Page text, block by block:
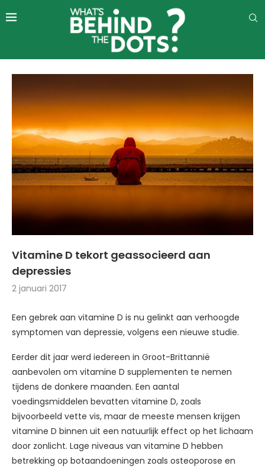
Vitamine D tekort geassocieerd aan
depressies
2 januari 2017
Een gebrek aan vitamine D is nu gelinkt aan verhoogde
symptomen van depressie, volgens een nieuwe studie.
Eerder dit jaar werd iedereen in Groot-Brittannië
aanbevolen om vitamine D supplementen te nemen
tijdens de donkere maanden. Een aantal
voedingsmiddelen bevatten vitamine D, zoals
bijvoorbeeld vette vis, maar de meeste mensen krijgen
vitamine D binnen uit een natuurlijk effect op het lichaam
door zonlicht. Lage niveaus van vitamine D hebben
betrekking op botaandoeningen zoals osteoporose en